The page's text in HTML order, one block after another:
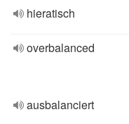
hieratisch
overbalanced
ausbalanciert